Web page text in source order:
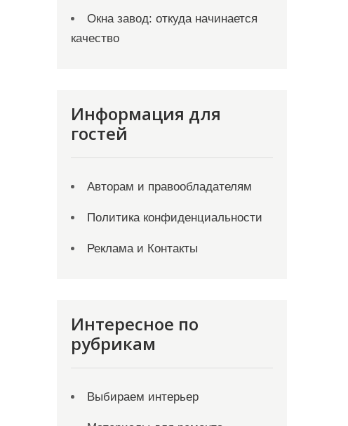
Окна завод: откуда начинается
качество
Информация для
гостей
Авторам и правообладателям
Политика конфиденциальности
Реклама и Контакты
Интересное по
рубрикам
Выбираем интерьер